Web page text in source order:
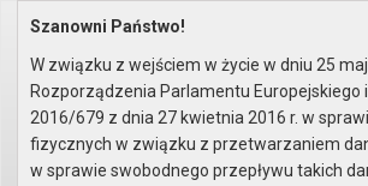
Home Organy Rada Miejska
Wyniki głosowania - część II z..
A A A
Szanowni Państwo!
W związku z wejściem w życie w dniu 25
Rozporządzenia Parlamentu Europejskiego i
2016/679 z dnia 27 kwietnia 2016 r. w
fizycznych w związku z przetwarzaniem
w sprawie swobodnego przepływu takich